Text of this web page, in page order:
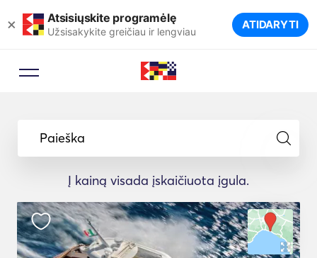
× Atsisiųskite programėlę
Užsisakykite greičiau ir lengviau ATIDARYTI
Paieška
Į kainą visada įskaičiuota įgula.